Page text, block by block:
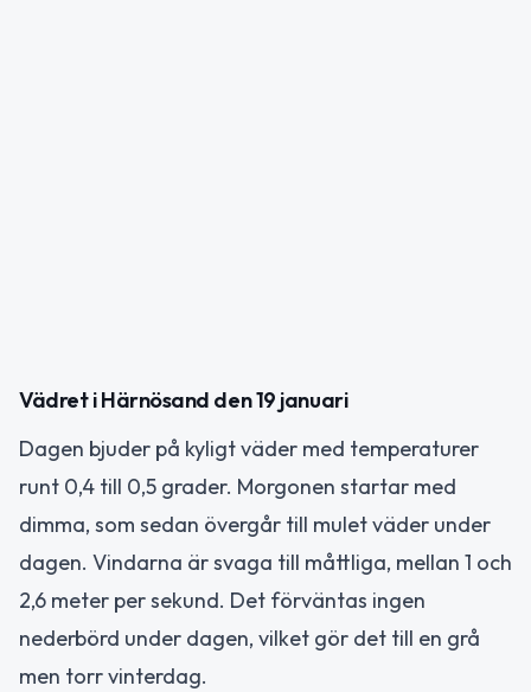
Vädret i Härnösand den 19 januari
Dagen bjuder på kyligt väder med temperaturer
runt 0,4 till 0,5 grader. Morgonen startar med
dimma, som sedan övergår till mulet väder under
dagen. Vindarna är svaga till måttliga, mellan 1 och
2,6 meter per sekund. Det förväntas ingen
nederbörd under dagen, vilket gör det till en grå
men torr vinterdag.